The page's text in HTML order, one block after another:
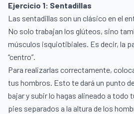
Ejercicio 1: Sentadillas
Las sentadillas son un clásico en el
No solo trabajan los glúteos, sino
músculos isquiotibiales. Es decir, la
“centro”.
Para realizarlas correctamente,
tus hombros. Esto te dará un punto
bajar y subir lo hagas alineado a todo
pies separados a la altura de los